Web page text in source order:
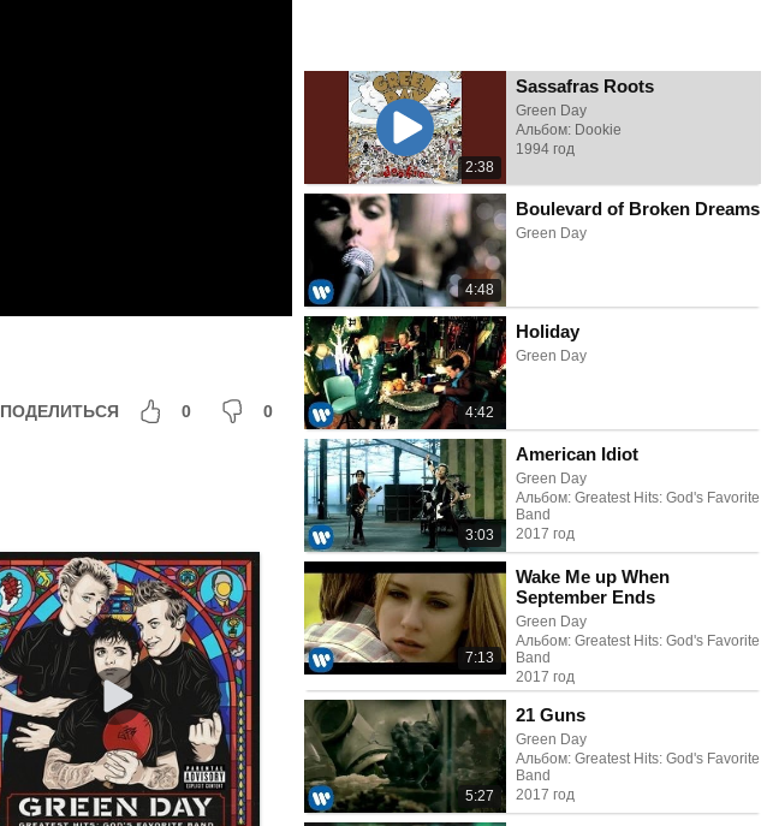
ПОДЕЛИТЬСЯ 0 0
2:38
Sassafras Roots
Green Day
Альбом: Dookie
1994 год
4:48
Boulevard of Broken Dreams
Green Day
4:42
Holiday
Green Day
3:03
American Idiot
Green Day
Альбом: Greatest Hits: God's Favorite
Band
2017 год
7:13
Wake Me up When
September Ends
Green Day
Альбом: Greatest Hits: God's Favorite
Band
2017 год
5:27
21 Guns
Green Day
Альбом: Greatest Hits: God's Favorite
Band
2017 год